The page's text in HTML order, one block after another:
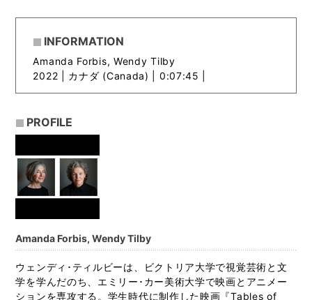
INFORMATION
Amanda Forbis, Wendy Tilby
2022 | カナダ (Canada) | 0:07:45 |
PROFILE
Amanda Forbis, Wendy Tilby
ウェンディ･ティルビーは、ビクトリア大学で視覚芸術と文
学を学んだのち、エミリー･カー美術大学で映画とアニメー
ションを専攻する。学生時代に制作した映画『Tables of